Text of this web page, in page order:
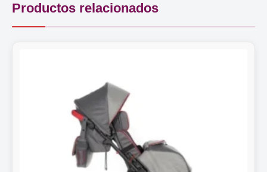
Productos relacionados